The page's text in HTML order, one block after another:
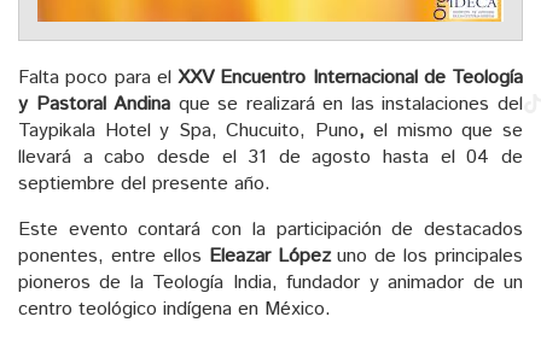
Falta poco para el XXV Encuentro Internacional de Teología
y Pastoral Andina que se realizará en las instalaciones del
Taypikala Hotel y Spa, Chucuito, Puno, el mismo que se
llevará a cabo desde el 31 de agosto hasta el 04 de
septiembre del presente año.
Este evento contará con la participación de destacados
ponentes, entre ellos Eleazar Lópezuno de los principales
pioneros de la Teología India, fundador y animador de un
centro teológico indígena en México.